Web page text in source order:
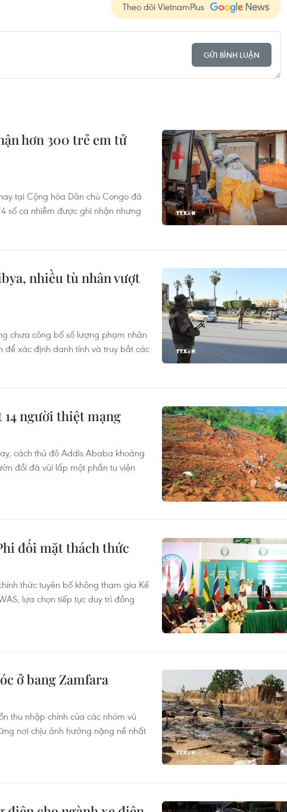
Theo dõi VietnamPlus
GỬI BÌNH LUẬN
hơn 300 trẻ em tử
tại Cộng hòa Dân chủ Congo đã
số ca nhiễm được ghi nhận nhưng
nhiều tù nhân vượt
chưa công bố số lượng phạm nhân
xác định danh tính và truy bắt các
người thiệt mạng
cách thủ đô Addis Ababa khoảng
đồi đã vùi lấp một phần tu viện
đối mặt thách thức
thức tuyên bố không tham gia Kế
lựa chọn tiếp tục duy trì đồng
ở bang Zamfara
thu nhập chính của các nhóm vũ
nơi chịu ảnh hưởng nặng nề nhất